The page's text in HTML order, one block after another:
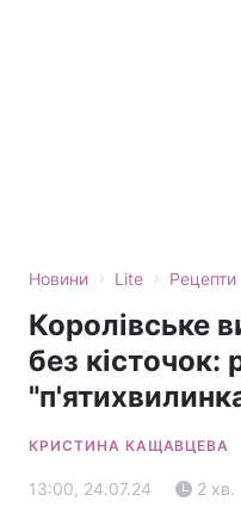
Новини › Lite › Рецепти
Королівське
без кісточок:
КРИСТИНА КАЩАВЦЕВА
13:00, 24.07.24 2 хв.